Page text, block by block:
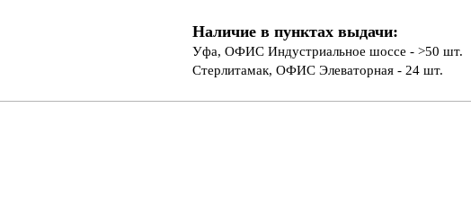
Наличие в пунктах выдачи:
Уфа, ОФИС Индустриальное шоссе - >50 шт.
Стерлитамак, ОФИС Элеваторная - 24 шт.